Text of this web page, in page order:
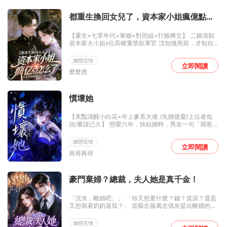
留下的舊照片，瘋了一樣滿世界找她。 他堵住她的家門
口，紅着眼眶說：「媳婦兒，我錯了，這輩子只護你一
子都解到第三顆…… 可許晴從來不吃回頭草，更何況是
沾了屎的碗。 科研大佬繼兄強勢護妹，小狼狗飛行員虎
都重生換回女兒了，資本家小姐瘋億點怎
婚戀言情
麼麼愚
【重生+七零年代+軍婚+對照組+打臉爽文】 二婚清韌
資本家大小姐x位高權重禁欲軍官 沈知微死前，才知自
女，她恨沈知微拆散了他們一家三口，惱怒拔了氧氣
管。 重生回生產那天，沈知微親眼看到老公偷偷交換了
她和寡嫂的女兒。 她假裝不知道，瞞着全家，又換回了
不知感恩，那就全都吐出來！鋃鐺入獄！ * 霍霆軒，出
身矜貴，天之驕子，18歲起，接連3年立下一等功。 卻
他卻始終冷漠疏離。 直到沈知微離婚回京那天，從來都
矜冷自持的他，第一次紅了眼。 那天之後，京圈傳言，
宴會，他們便看見霍霆軒跪在她面前，顫抖着握緊她白
皙的手，啞聲道：「這一次，能給我名分了嗎？」 * 女
兒十二歲就考入清華，成了沈知微的驕傲。 入學那天，
來了！」 沈知微笑了，拿出一張港城加急的親子鑑定，
「看清楚了嗎？」 從此，寡嫂瘋了。
立即閱讀
慣壞她
婚戀言情
再尋再尋
【美豔清醒小白花+年上爹系大佬 /先婚後愛/上位者低
頭/蓄謀已久】 戀愛六年，快結婚時，男友一句「我爸不
刺，她知道，賀凡的白月光回來了，她該讓位了。 失魂
落魄之際，賀氏真正的掌權人，陵城鑽石單身漢賀遲
延，向她遞來一份結婚協議。 「嫁給我，能得到你想要
碾壓前男友。 壞消息：老公常年出差是假的，互不打擾
也是假的，領證當晚就把她壓在牀上親到缺氧，夜夜回
頭，賀遲延攬着她的腰，「賀凡，再說一句瘋話，你就
滾出賀家。」 夜深人靜，賀遲延埋首在虞妍頸側：「虞
誰？」 「虞妍，你只能想我。」 「虞妍，我們要一個寶
立即閱讀
豪門棄婦？總裁，夫人她是真千金！
婚戀言情
「沈淮，離婚吧。」 「你又想要什麼？錢？資源？還是
又想藉著奶奶逼我？」 當蘇念薇萬念俱灰提出離婚的時
話。 她不想告訴他，她剛經歷車禍，做完流產手術。 她